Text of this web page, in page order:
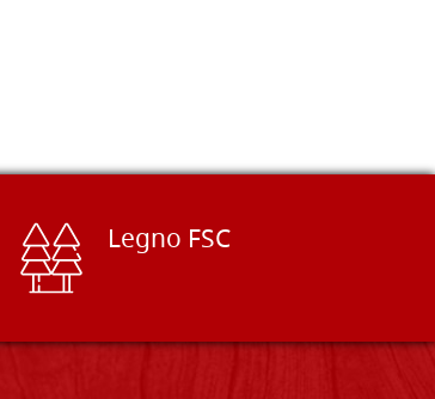
Legno FSC